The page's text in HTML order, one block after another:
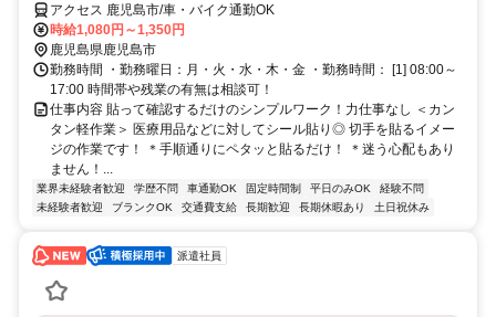
アクセス 鹿児島市/車・バイク通勤OK
時給1,080円～1,350円
鹿児島県鹿児島市
勤務時間 ・勤務曜日：月・火・水・木・金 ・勤務時間： [1] 08:00～
17:00 時間帯や残業の有無は相談可！
仕事内容 貼って確認するだけのシンプルワーク！力仕事なし ＜カン
タン軽作業＞ 医療用品などに対してシール貼り◎ 切手を貼るイメー
ジの作業です！ ＊手順通りにペタッと貼るだけ！ ＊迷う心配もあり
ません！...
業界未経験者歓迎 学歴不問 車通勤OK 固定時間制 平日のみOK
経験不問
未経験者歓迎
ブランクOK 交通費支給 長期歓迎 長期休暇あり 土日祝休み
派遣社員